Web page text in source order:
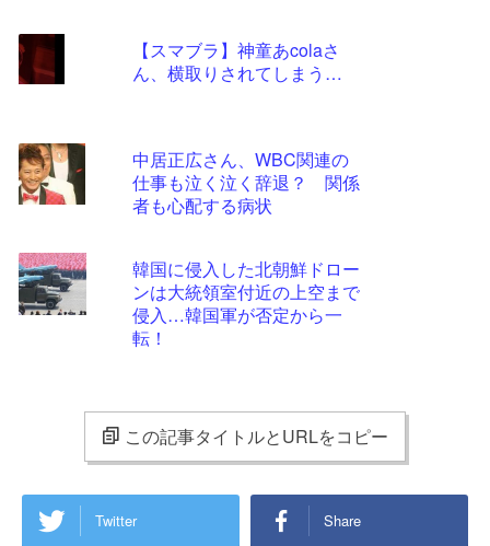
【スマブラ】神童あcolaさ
ん、横取りされてしまう…
中居正広さん、WBC関連の
仕事も泣く泣く辞退？ 関係
者も心配する病状
韓国に侵入した北朝鮮ドロー
ンは大統領室付近の上空まで
侵入…韓国軍が否定から一
転！
この記事タイトルとURLをコピー
Twitter Share